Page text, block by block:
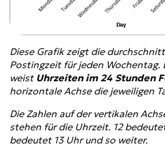
Diese Grafik zeigt die
Postingzeit für jeden Wochentag.
weist Uhrzeiten im 24 Stunden
horizontale Achse die jeweiligen
Die Zahlen auf der vertikalen Achse
stehen für die Uhrzeit. 12
bedeutet 13 Uhr und so weiter.